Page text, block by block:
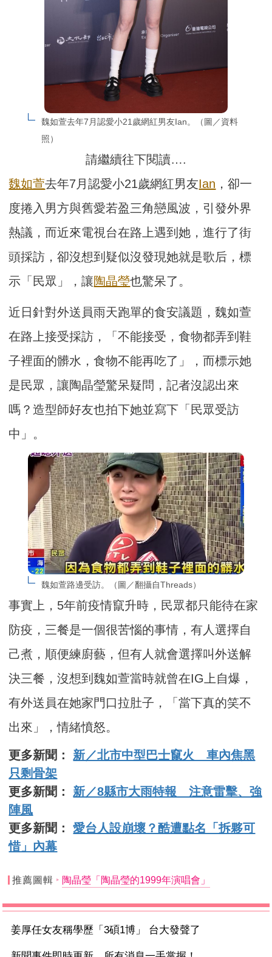
魏如萱去年7月認愛小21歲網紅男友Ian。（圖／資料
照）
請繼續往下閱讀….
魏如萱去年7月認愛小21歲網紅男友Ian ，卻一
度捲入男方與舊愛若盈三角戀風波，引發外界
熱議，而近來電視台在路上遇到她，進行了街
頭採訪，卻沒想到疑似沒發現她就是歌后，標
示「民眾」，讓陶晶瑩也驚呆了。
近日針對外送員雨天跑單的食安議題，魏如萱
在路上接受採訪，「不能接受，食物都弄到鞋
子裡面的髒水，食物不能再吃了」，而標示她
是民眾，讓陶晶瑩驚呆疑問，記者沒認出來
嗎？造型師好友也拍下她並寫下「民眾受訪
中」。
魏如萱路邊受訪。（圖／翻攝自Threads）
事實上，5年前疫情竄升時，民眾都只能待在家
防疫，三餐是一個很苦惱的事情，有人選擇自
己煮，順便練廚藝，但有人就會選擇叫外送解
決三餐，沒想到魏如萱當時就曾在IG上自爆，
有外送員在她家門口拉肚子，「當下真的笑不
出來」，情緒憤怒。
更多新聞： 新／北市中型巴士竄火 車內焦黑
只剩骨架
更多新聞： 新／8縣市大雨特報 注意雷擊、強
陣風
更多新聞：愛台人設崩壞？酷遭點名「拆夥可
惜」內幕
推薦圖輯 陶晶瑩「陶晶瑩的1999年演唱會」
姜厚任女友稱學歷「3碩1博」 台大發聲了